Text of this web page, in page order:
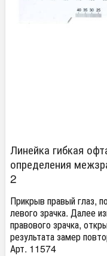
Линейка гибкая
определения
2
Прикрыв правый глаз,
левого зрачка. Далее
правового зрачка,
результата замер
Арт. 11574